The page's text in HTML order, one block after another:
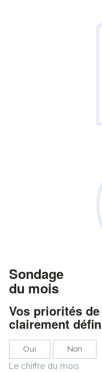
Sondage
du mois
Vos priorités
clairement
Oui Non
Le chiffre du mois